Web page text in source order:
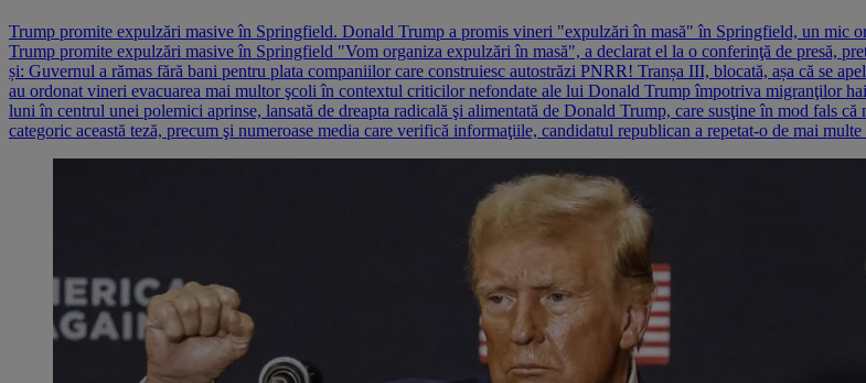
Trump promite expulzări masive în Springfield. Donald Trump a promis vineri "expulzări în masă" în Springfield, un mic
Trump promite expulzări masive în Springfield "Vom organiza expulzări în masă", a declarat el la o conferinţă de presă,
și: Guvernul a rămas fără bani pentru plata companiilor care construiesc autostrăzi PNRR! Tranșa III, blocată, așa că se
au ordonat vineri evacuarea mai multor şcoli în contextul criticilor nefondate ale lui Donald Trump împotriva migranţilor
luni în centrul unei polemici aprinse, lansată de dreapta radicală şi alimentată de Donald Trump, care susţine în mod fals
categoric această teză, precum şi numeroase media care verifică informaţiile, candidatul republican a repetat-o de mai